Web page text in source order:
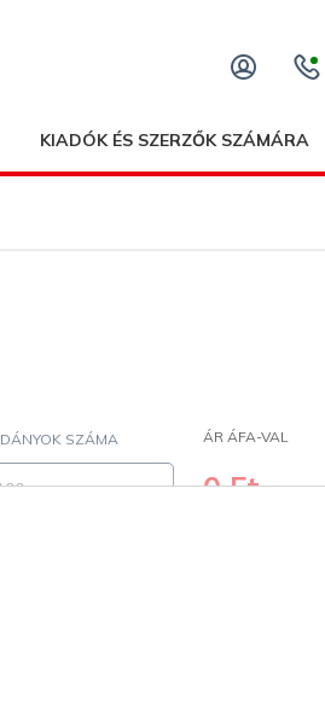
KIADÓK ÉS SZERZŐK SZÁMÁRA
SZÁMA ÁR ÁFA-VAL
0Ft